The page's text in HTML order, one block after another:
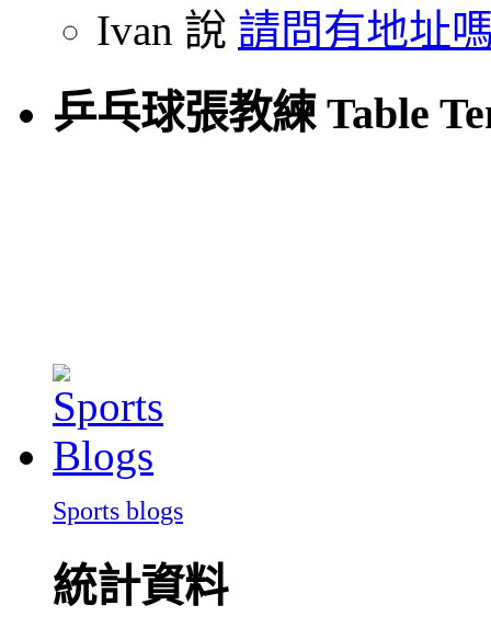
Ivan 說 請問有地址
乒乓球張教練 Table
Sports blogs
統計資料